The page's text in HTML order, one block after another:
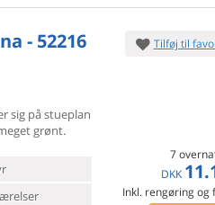
- 52216
sig på stueplan
grønt.
Tilføj til
7
DKK
Inkl. rengøring og